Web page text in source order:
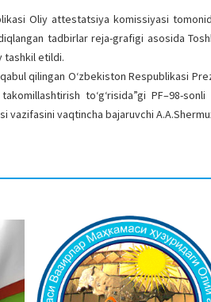
Oliy attestatsiya komissiyasi
tadbirlar reja-grafigi asosida
tashkil etildi.
qilingan O‘zbekiston Respublikasi
to‘g‘risida”gi PF–98-
vazifasini vaqtincha bajaruvchi